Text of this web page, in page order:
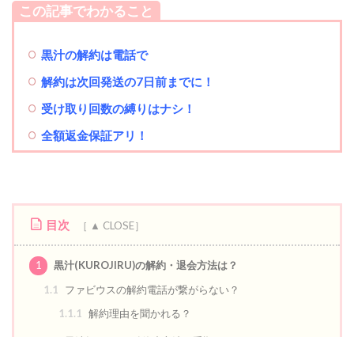
この記事でわかること
黒汁の解約は電話で
解約は次回発送の7日前までに！
受け取り回数の縛りはナシ！
全額返金保証アリ！
目次
1
黒汁(KUROJIRU)の解約・退会方法は？
1.1
ファビウスの解約電話が繋がらない？
1.1.1
解約理由を聞かれる？